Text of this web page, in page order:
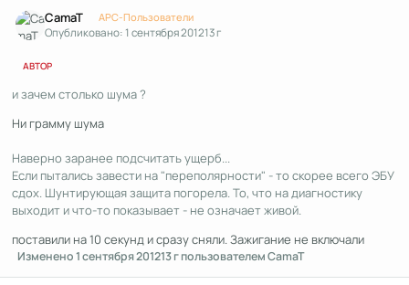
CamaT APC-Пользователи
Опубликовано:1 сентября 201213 г
АВТОР
и зачем столько шума ?
Ни грамму шума
Наверно заранее подсчитать ущерб...
Если пытались завести на "переполярности" - то скорее всего ЭБУ
сдох. Шунтирующая защита погорела. То, что на диагностику
выходит и что-то показывает - не означает живой.
поставили на 10 секунд и сразу сняли. Зажигание не включали
Изменено1 сентября 201213 гпользователем CamaT